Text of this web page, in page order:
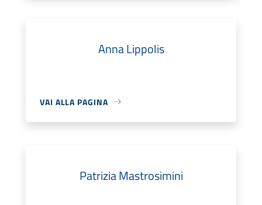
Anna Lippolis
VAI ALLA PAGINA
Patrizia Mastrosimini